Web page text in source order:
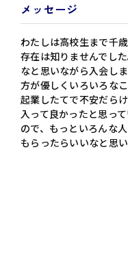
メッセージ
わたしは高校生まで千
存在は知りませんでし
なと思いながら入会し
方が優しくいろいろな
起業したてで不安だら
入って良かったと思っ
ので、もっといろんな
もらったらいいなと思い